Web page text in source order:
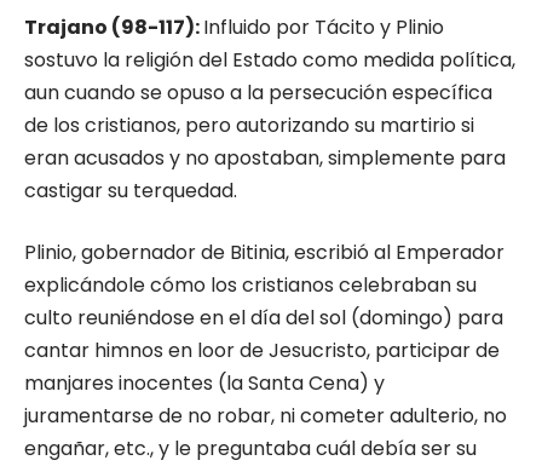
Trajano (98-117):Influido por Tácito y Plinio
sostuvo la religión del Estado como medida política,
aun cuando se opuso a la persecución específica
de los cristianos, pero autorizando su martirio si
eran acusados y no apostaban, simplemente para
castigar su terquedad.
Plinio, gobernador de Bitinia, escribió al Emperador
explicándole cómo los cristianos celebraban su
culto reuniéndose en el día del sol (domingo) para
cantar himnos en loor de Jesucristo, participar de
manjares inocentes (la Santa Cena) y
juramentarse de no robar, ni cometer adulterio, no
engañar, etc., y le pre­guntaba cuál debía ser su